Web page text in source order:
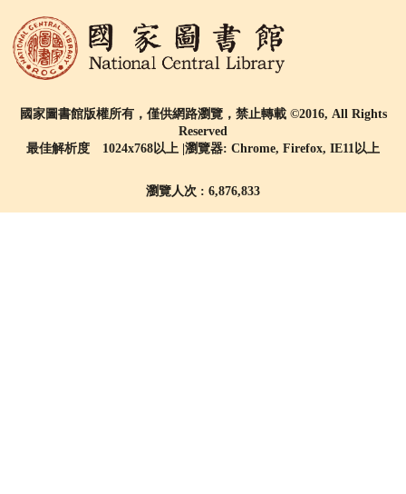
國家圖書館版權所有，僅供網路瀏覽，禁止轉載 ©2016, All Rights
Reserved
最佳解析度 1024x768以上 |瀏覽器: Chrome, Firefox, IE11以上
瀏覽人次 : 6,876,833